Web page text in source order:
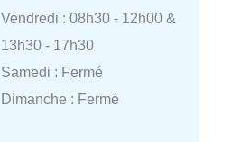
Vendredi : 08h30 - 12h00 &
13h30 - 17h30
Samedi : Fermé
Dimanche : Fermé